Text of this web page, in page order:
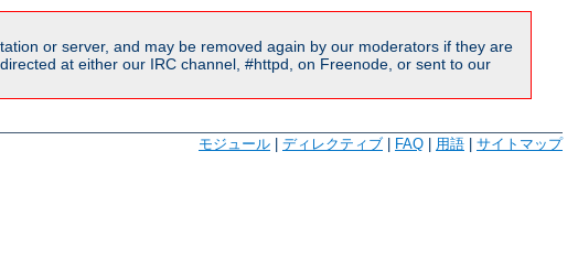
or server, and may be removed again by our moderators if they are
at either our IRC channel, #httpd, on Freenode, or sent to our
モジュール ディレクティブ FAQ 用語 サイトマップ